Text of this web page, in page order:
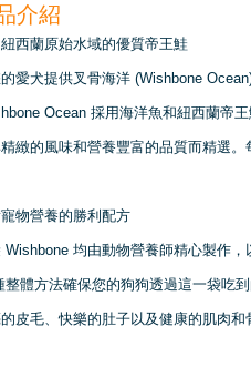
介紹
西蘭原始水域的優質帝王鮭
愛犬提供叉骨海洋 (Wishbone
Ocean 採用海洋魚和紐西蘭帝
緻的風味和營養豐富的品質而精選。
物營養的勝利配方
Wishbone 均由動物營養師精心製作
整體方法確保您的狗狗透過這一袋吃
皮毛、快樂的肚子以及健康的肌肉和